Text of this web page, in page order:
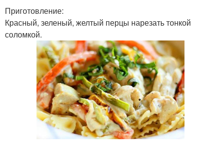
Приготовление:
Красный, зеленый, желтый перцы нарезать тонкой
соломкой.